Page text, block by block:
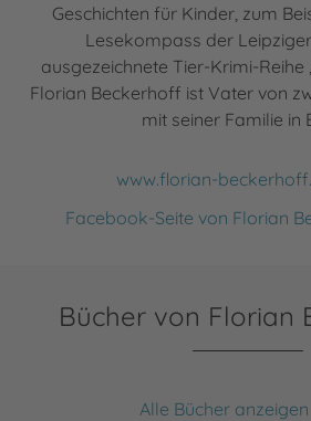
Geschichten für Kinder, zum
Lesekompass der
ausgezeichnete Tier-Krimi-Reihe
Florian Beckerhoff ist Vater von
mit seiner Familie in
www.florian-
Facebook-Seite von Florian
Bücher von Florian
Alle Bücher anzeigen